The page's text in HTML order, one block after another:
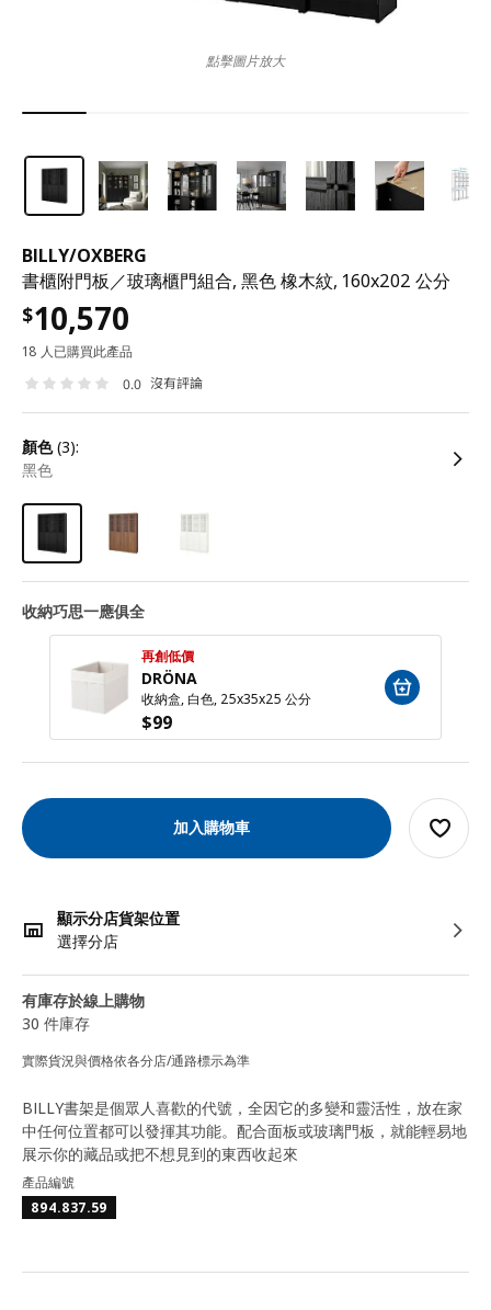
BILLY/OXBERG
書櫃附門板／玻璃櫃門組合, 黑色 橡木紋, 160x202 公分
$10,570
18 人已購買此產品
0.0 沒有評論
顏色(3):
黑色
收納巧思一應俱全
再創低價
DRÖNA
收納盒, 白色, 25x35x25 公分
$99
加入購物車
顯示分店貨架位置
選擇分店
有庫存於線上購物
30 件庫存
實際貨況與價格依各分店/通路標示為準
點擊圖片放大
BILLY書架是個眾人喜歡的代號，全因它的多變和靈活性，放在家
中任何位置都可以發揮其功能。配合面板或玻璃門板，就能輕易地
展示你的藏品或把不想見到的東西收起來
產品編號
894.837.59